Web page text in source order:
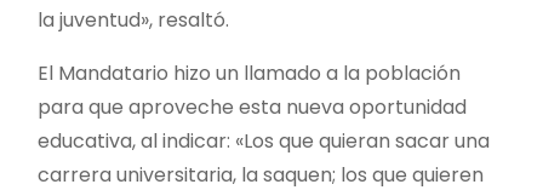
la juventud», resaltó.
El Mandatario hizo un llamado a la población
para que aproveche esta nueva oportunidad
educativa, al indicar: «Los que quieran sacar una
carrera universitaria, la saquen; los que quieren